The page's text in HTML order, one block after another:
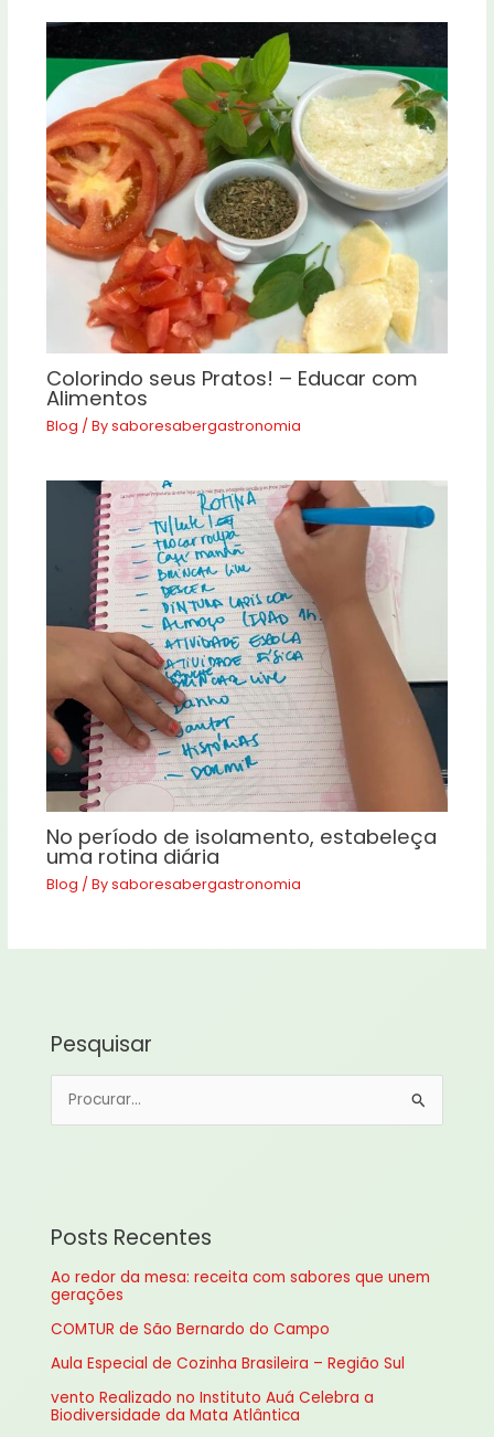
Colorindo seus Pratos! – Educar com
Alimentos
Blog / Bysaboresabergastronomia
No período de isolamento, estabeleça
uma rotina diária
Blog / Bysaboresabergastronomia
Pesquisar
i
s
a
r
p
o
Posts Recentes
Ao redor da mesa: receita com sabores que unem
gerações
COMTUR de São Bernardo do Campo
Aula Especial de Cozinha Brasileira – Região Sul
vento Realizado no Instituto Auá Celebra a
Biodiversidade da Mata Atlântica